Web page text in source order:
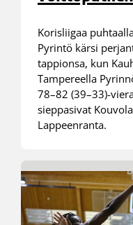
Korisliigaa
Pyrintö kärsi
tappionsa, kun
Tampereella
78–82 (39–33)-
sieppasivat
Lappeenranta.